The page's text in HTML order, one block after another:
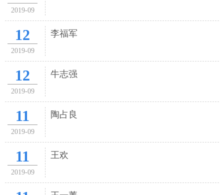
2019-09
12
2019-09
李福军
12
2019-09
牛志强
11
2019-09
陶占良
11
2019-09
王欢